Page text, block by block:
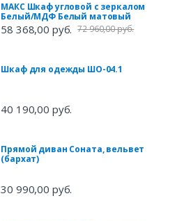
МАКС Шкаф угловой с зеркалом
Белый/МДФ Белый матовый
58 368,00 руб. 72 960,00 руб.
Шкаф для одежды ШО-04.1
40 190,00 руб.
Прямой диван Соната, вельвет
(бархат)
30 990,00 руб.